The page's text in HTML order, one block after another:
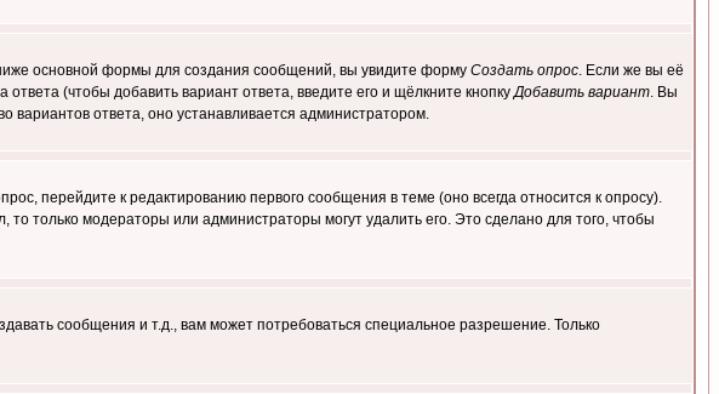
ниже основной формы для создания сообщений, вы увидите форму Создать опрос. Если же вы её
(чтобы добавить вариант ответа, введите его и щёлкните кнопкуДобавить вариант. Вы
вариантов ответа, оно устанавливается администратором.
перейдите к редактированию первого сообщения в теме (оно всегда относится к опросу).
то только модераторы или администраторы могут удалить его. Это сделано для того, чтобы
сообщения и т.д., вам может потребоваться специальное разрешение. Только